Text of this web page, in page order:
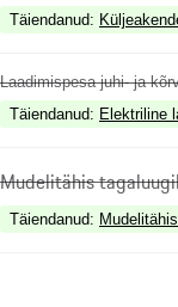
Täiendanud:
Laadimispesa juhi- ja
Täiendanud: Elektriline
Mudelitähis
Täiendanud: